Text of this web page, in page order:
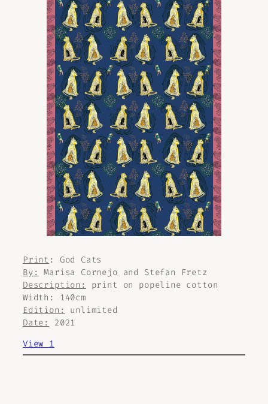
Print : God Cats
By: Marisa Cornejo and Stefan Fretz
Description:
print on popeline cotton
Width: 140cm
Edition:
unlimited
Date:
2021
View 1